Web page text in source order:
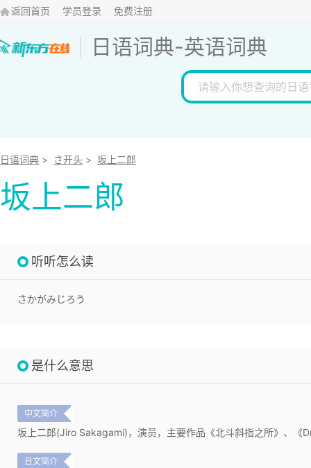
返回首页 学员登录 免费注册
日语词典-英语词典
日语词典 > さ开头 > 坂上二郎
坂上二郎
听听怎么读
さかがみじろう
是什么意思
中文简介
坂上二郎(Jiro Sakagami)，演员，主要作品《北斗斜指之所》、《
日文简介